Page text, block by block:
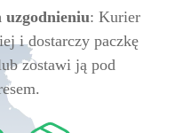
uzgodnieniu: Kurier
i dostarczy paczkę
zostawi ją pod